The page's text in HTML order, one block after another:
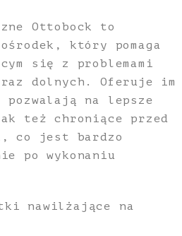
Ottobock to
który pomaga
się z problemami
dolnych. Oferuje im
na lepsze
też chroniące przed
co jest bardzo
po wykonaniu